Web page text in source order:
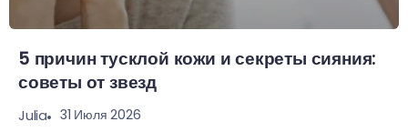
5 причин тусклой кожи и секреты сияния:
советы от звезд
Julia 31 Июля 2026